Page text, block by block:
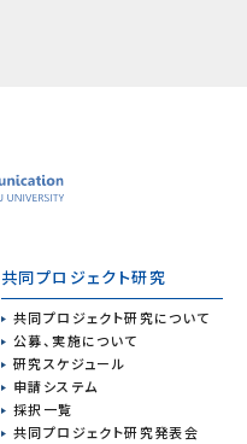
共同プロジェクト研究
共同プロジェクト研究について
公募、実施について
研究スケジュール
申請システム
採択一覧
共同プロジェクト研究発表会